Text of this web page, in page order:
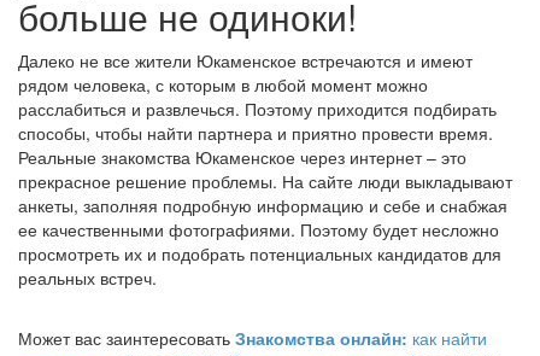
больше не одиноки!
Далеко не все жители Юкаменское встречаются и имеют
рядом человека, с которым в любой момент можно
расслабиться и развлечься. Поэтому приходится подбирать
способы, чтобы найти партнера и приятно провести время.
Реальные знакомства Юкаменское через интернет – это
прекрасное решение проблемы. На сайте люди выкладывают
анкеты, заполняя подробную информацию и себе и снабжая
ее качественными фотографиями. Поэтому будет несложно
просмотреть их и подобрать потенциальных кандидатов для
реальных встреч.
Может вас заинтересовать Знакомства онлайн: как найти